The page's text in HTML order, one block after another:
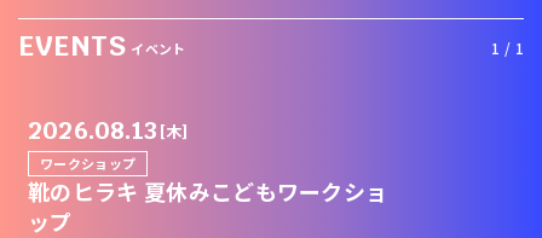
EVENTS イベント 1 / 1
2026.08.13 [木]
ワークショップ
靴のヒラキ 夏休みこどもワークショ
ップ